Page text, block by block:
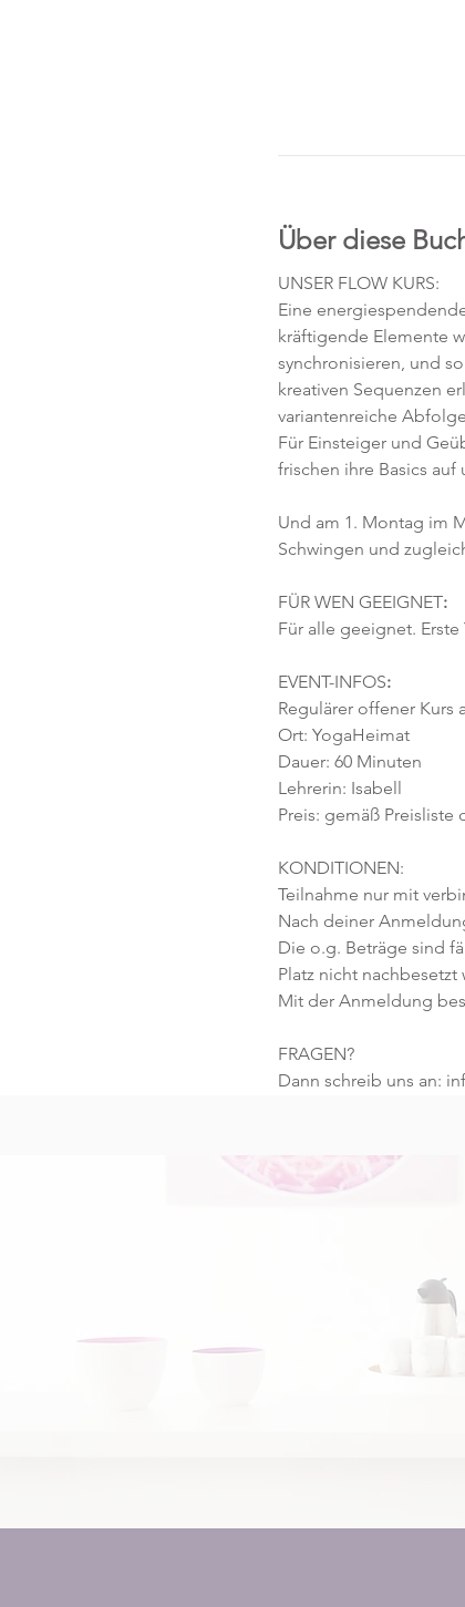
Über diese
UNSER FLOW KURS:
Eine
kräftigende Elemente
synchronisieren, und
kreativen Sequenzen
variantenreiche
Für Einsteiger und
frischen ihre Basics
Und am 1. Montag im
Schwingen und
FÜR WEN GEEIGNET:
Für alle geeignet.
EVENT-INFOS:
Regulärer offener Kurs
Ort: YogaHeimat
Dauer: 60 Minuten
Lehrerin: Isabell
Preis: gemäß Preisliste
KONDITIONEN:
Teilnahme nur mit
Nach deiner
Die o.g. Beträge sind
Platz nicht nachbesetzt
Mit der Anmeldung
FRAGEN?
Dann schreib uns an: